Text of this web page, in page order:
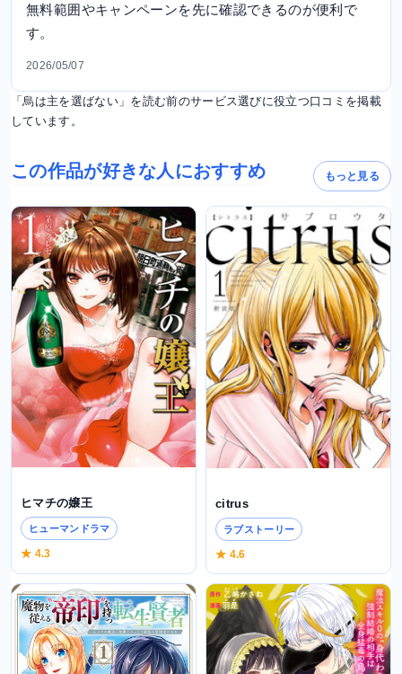
無料範囲やキャンペーンを先に確認できるのが便利で
す。
2026/05/07
「烏は主を選ばない」を読む前のサービス選びに役立つ口コミを掲載
しています。
この作品が好きな人におすすめ もっと見る
ヒマチの嬢王
ヒューマンドラマ
★ 4.3
citrus
ラブストーリー
★ 4.6